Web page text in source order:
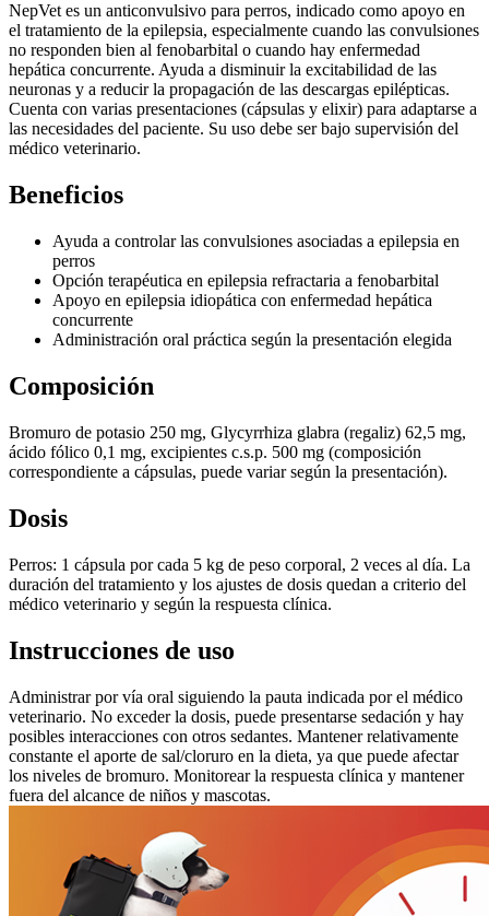
NepVet es un anticonvulsivo para perros, indicado como apoyo en
el tratamiento de la epilepsia, especialmente cuando las convulsiones
no responden bien al fenobarbital o cuando hay enfermedad
hepática concurrente. Ayuda a disminuir la excitabilidad de las
neuronas y a reducir la propagación de las descargas epilépticas.
Cuenta con varias presentaciones (cápsulas y elixir) para adaptarse a
las necesidades del paciente. Su uso debe ser bajo supervisión del
médico veterinario.
Beneficios
Ayuda a controlar las convulsiones asociadas a epilepsia en
perros
Opción terapéutica en epilepsia refractaria a fenobarbital
Apoyo en epilepsia idiopática con enfermedad hepática
concurrente
Administración oral práctica según la presentación elegida
Composición
Bromuro de potasio 250 mg, Glycyrrhiza glabra (regaliz) 62,5 mg,
ácido fólico 0,1 mg, excipientes c.s.p. 500 mg (composición
correspondiente a cápsulas, puede variar según la presentación).
Dosis
Perros: 1 cápsula por cada 5 kg de peso corporal, 2 veces al día. La
duración del tratamiento y los ajustes de dosis quedan a criterio del
médico veterinario y según la respuesta clínica.
Instrucciones de uso
Administrar por vía oral siguiendo la pauta indicada por el médico
veterinario. No exceder la dosis, puede presentarse sedación y hay
posibles interacciones con otros sedantes. Mantener relativamente
constante el aporte de sal/cloruro en la dieta, ya que puede afectar
los niveles de bromuro. Monitorear la respuesta clínica y mantener
fuera del alcance de niños y mascotas.